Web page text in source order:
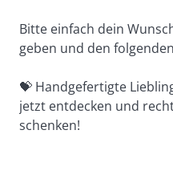
Bitte einfach dein
geben und den folgenden
💝 Handgefertigte
jetzt entdecken und
schenken!